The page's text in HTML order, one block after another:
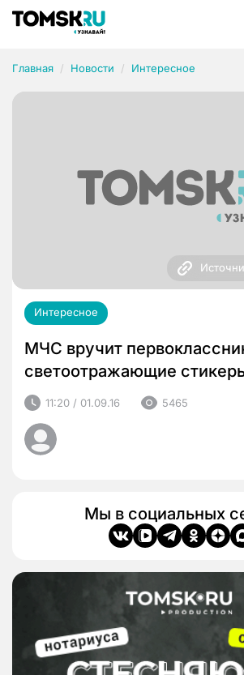
Главная Новости Интересное
Интересное
МЧС вручит
светоотражающие
11:20 / 01.09.16 5465
Мы в социальных